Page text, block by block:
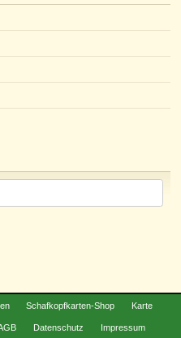
Schafkopfkarten-Shop Karte
Datenschutz Impressum